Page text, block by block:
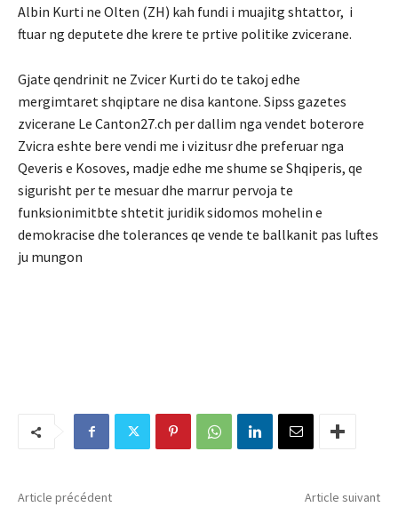
Albin Kurti ne Olten (ZH) kah fundi i muajitg shtattor, i
ftuar ng deputete dhe krere te prtive politike zvicerane.
Gjate qendrinit ne Zvicer Kurti do te takoj edhe
mergimtaret shqiptare ne disa kantone. Sipss gazetes
zvicerane Le Canton27.ch per dallim nga vendet boterore
Zvicra eshte bere vendi me i vizitusr dhe preferuar nga
Qeveris e Kosoves, madje edhe me shume se Shqiperis, qe
sigurisht per te mesuar dhe marrur pervoja te
funksionimitbte shtetit juridik sidomos mohelin e
demokracise dhe tolerances qe vende te ballkanit pas luftes
ju mungon
Article précédent Article suivant